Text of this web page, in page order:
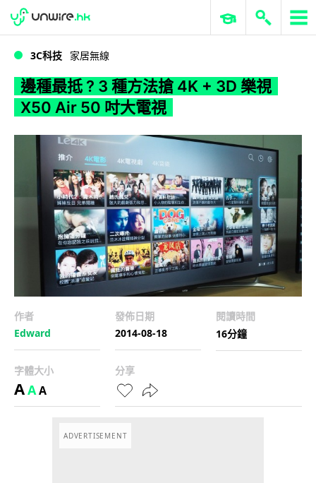
WWDC 2026 ERP 與商業 AI
3C科技 家居無線
邊種最抵 ? 3 種方法搶 4K + 3D 樂視
X50 Air 50 吋大電視
作者
Edward
發佈日期
2014-08-18
閱讀時間
16分鐘
字體大小
AAA
分享
ADVERTISEMENT